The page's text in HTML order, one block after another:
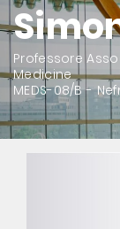
Professore
Medicine
MEDS-08/B -